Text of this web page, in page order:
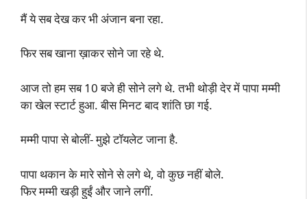
मैं ये सब देख कर भी अंजान बना रहा.
फिर सब खाना ख़ाकर सोने जा रहे थे.
आज तो हम सब 10 बजे ही सोने लगे थे. तभी थोड़ी देर में पापा मम्मी
का खेल स्टार्ट हुआ. बीस मिनट बाद शांति छा गई.
मम्मी पापा से बोलीं- मुझे टॉयलेट जाना है.
पापा थकान के मारे सोने से लगे थे, वो कुछ नहीं बोले.
फिर मम्मी खड़ी हुईं और जाने लगीं.